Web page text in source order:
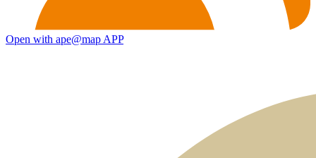
Open with ape@map APP